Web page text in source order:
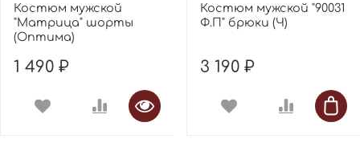
Костюм мужской
"Матрица" шорты
(Оптима)
1 490 ₽
Костюм мужской "90031
Ф.П" брюки (Ч)
3 190 ₽